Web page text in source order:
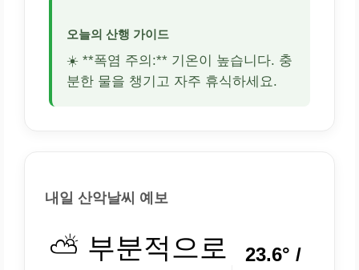
오늘의 산행 가이드
☀️ **폭염 주의:** 기온이 높습니다. 충
분한 물을 챙기고 자주 휴식하세요.
내일 산악날씨 예보
⛅ 부분적으로
23.6° /